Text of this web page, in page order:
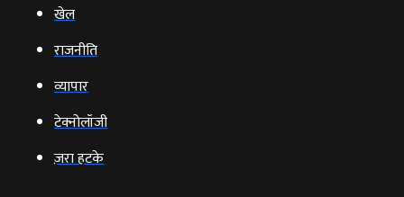
खेल
राजनीति
व्‍यापार
टेक्‍नोलॉजी
ज़रा हटके